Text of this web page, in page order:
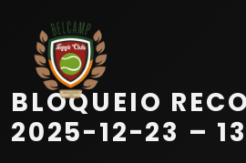
Início
Equipa
Serviços
BLOQUEIO
2025-12-23 –